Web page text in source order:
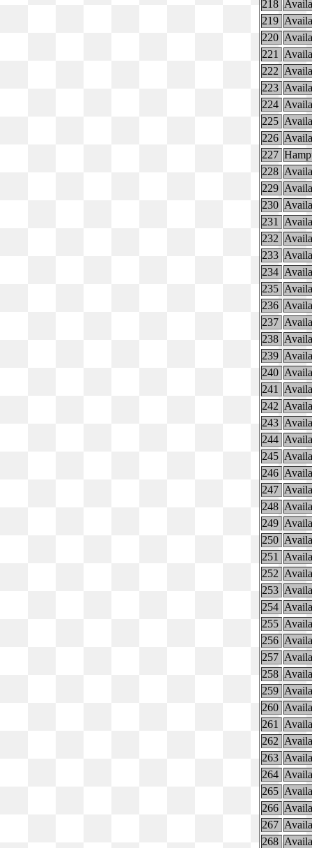
218
219
220
221
222
223
224
225
226
227
228
229
230
231
232
233
234
235
236
237
238
239
240
241
242
243
244
245
246
247
248
249
250
251
252
253
254
255
256
257
258
259
260
261
262
263
264
265
266
267
268